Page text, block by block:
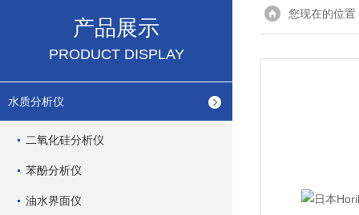
产品展示
PRODUCT DISPLAY
水质分析仪
二氧化硅分析仪
苯酚分析仪
油水界面仪
您现在的位置